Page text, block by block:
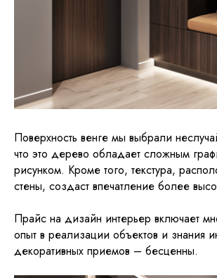
Поверхность венге мы выбрали
что это дерево обладает сложным
рисунком. Кроме того, текстура,
стены, создаст впечатление более
Прайс на дизайн интерьер включает
опыт в реализации объектов и знания
декоративных приемов – бесценны.